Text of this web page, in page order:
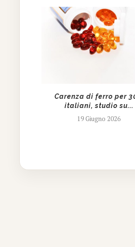
Carenza di ferro per
italiani, studio su...
19 Giugno 2026